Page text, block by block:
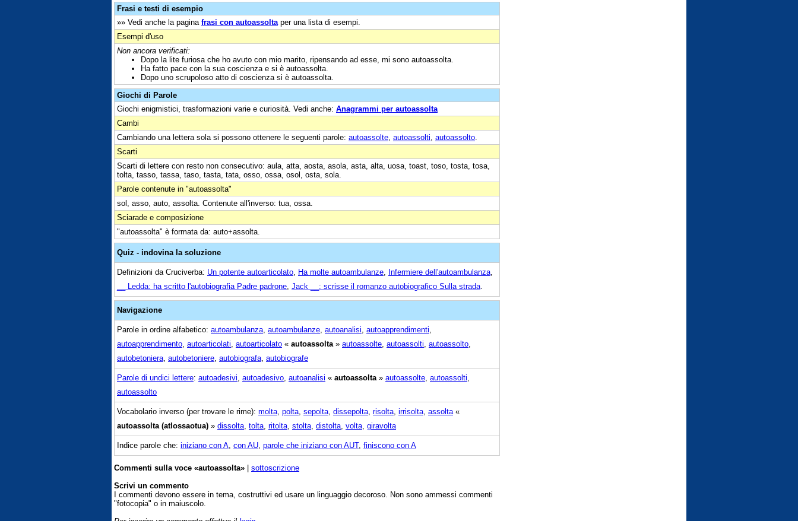
Frasi e testi di esempio
»» Vedi anche la pagina frasi con autoassolta per una lista di esempi.
Esempi d'uso
Non ancora verificati:
Dopo la lite furiosa che ho avuto con mio marito, ripensando ad esse, mi sono autoassolta.
Ha fatto pace con la sua coscienza e si è autoassolta.
Dopo uno scrupoloso atto di coscienza si è autoassolta.
Giochi di Parole
Giochi enigmistici, trasformazioni varie e curiosità. Vedi anche: Anagrammi per autoassolta
Cambi
Cambiando una lettera sola si possono ottenere le seguenti parole: autoassolte autoassolti autoassolto
Scarti
Scarti di lettere con resto non consecutivo: aula, atta, aosta, asola, asta, alta, uosa, toast, toso, tosta, tosa,
tolta, tasso, tassa, taso, tasta, tata, osso, ossa, osol, osta, sola.
Parole contenute in "autoassolta"
sol, asso, auto, assolta. Contenute all'inverso: tua, ossa.
Sciarade e composizione
"autoassolta" è formata da: auto+assolta.
Quiz - indovina la soluzione
Definizioni da Cruciverba: Un potente autoarticolato Ha molte autoambulanze Infermiere dell'autoambulanza
__ Ledda: ha scritto l'autobiografia Padre padrone Jack __: scrisse il romanzo autobiografico Sulla strada
Navigazione
Parole in ordine alfabetico: autoambulanza autoambulanze autoanalisi autoapprendimenti
autoapprendimento autoarticolati autoarticolato « autoassolta » autoassolte autoassolti autoassolto
autobetoniera autobetoniere autobiografa autobiografe
Parole di undici lettere: autoadesivi autoadesivo autoanalisi « autoassolta » autoassolte autoassolti
autoassolto
Vocabolario inverso (per trovare le rime): molta polta sepolta dissepolta risolta irrisolta assolta «
autoassolta (atlossaotua) » dissolta tolta ritolta stolta distolta volta giravolta
Indice parole che: iniziano con A con AU parole che iniziano con AUT, finiscono con A
Commenti sulla voce «autoassolta» | sottoscrizione
Scrivi un commento
I commenti devono essere in tema, costruttivi ed usare un linguaggio decoroso. Non sono ammessi commenti
"fotocopia" o in maiuscolo.